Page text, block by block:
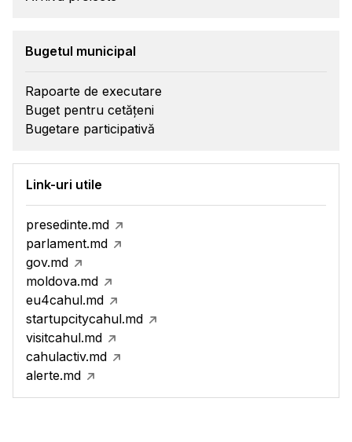
Bugetul municipal
Rapoarte de executare
Buget pentru cetățeni
Bugetare participativă
Link-uri utile
presedinte.md
parlament.md
gov.md
moldova.md
eu4cahul.md
startupcitycahul.md
visitcahul.md
cahulactiv.md
alerte.md